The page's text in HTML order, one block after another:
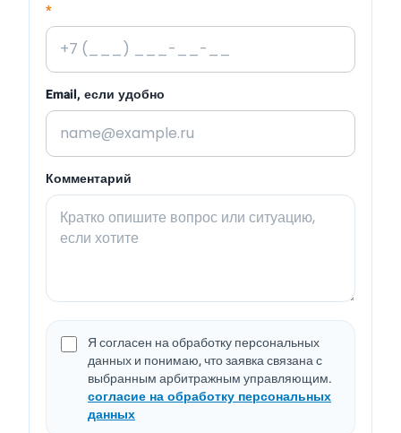
*
Email, если удобно
Комментарий
Я согласен на обработку персональных
данных и понимаю, что заявка связана с
выбранным арбитражным управляющим.
согласие на обработку персональных
данных